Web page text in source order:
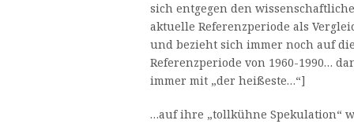
sich entgegen den
aktuelle Referenzperiode als
und bezieht sich immer noch auf
Referenzperiode von 1960-1990…
immer mit „der heißeste…“]
…auf ihre „tollkühne Spekulation“